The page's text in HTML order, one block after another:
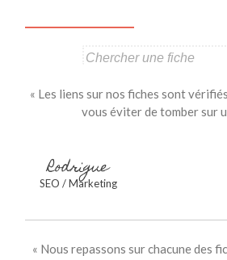
« Les liens sur nos fiches sont
vous éviter de tomber sur
Rodrigue
SEO / Marketing
« Nous repassons sur chacune des